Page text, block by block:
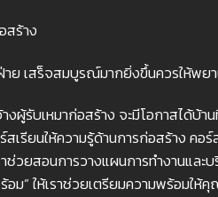
สร้าง
เสร็จสมบูรณ์มากยิ่งขึ้นควรให้พย
ผู้รับเหมาก่อสร้าง จะมีโอกาสได้บ้
รียนให้ความรู้ด้านการก่อสร้าง คอ
ช่วยสอนการวางแผนการทำงานแล
ม” ให้เราช่วยเตรียมความพร้อมให้